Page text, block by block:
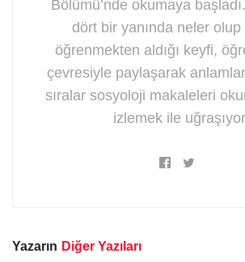
Bölümü’nde okumaya
dört bir yanında neler
öğrenmekten aldığı keyfi,
çevresiyle paylaşarak
sıralar sosyoloji makaleleri
izlemek ile
Yazarın Diğer Yazıları